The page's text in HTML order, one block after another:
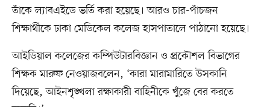
তাঁকে ল্যাবএইডে ভর্তি করা হয়েছে। আরও চার-পাঁচজন
শিক্ষার্থীকে ঢাকা মেডিকেল কলেজ হাসপাতালে পাঠানো হয়েছে।
আইডিয়াল কলেজের কম্পিউটারবিজ্ঞান ও প্রকৌশল বিভাগের
শিক্ষক মারুফ নেওয়াজবলেন, ‘কারা মারামারিতে উসকানি
দিয়েছে, আইনশৃঙ্খলা রক্ষাকারী বাহিনীকে খুঁজে বের করতে